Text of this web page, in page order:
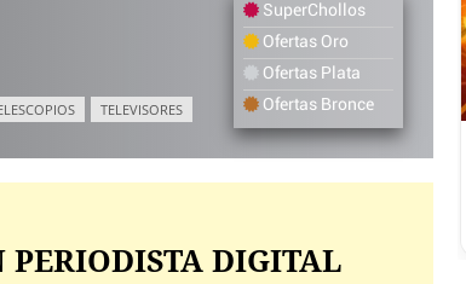
TELEVISORES
SuperChollos
Ofertas Oro
Ofertas Plata
Ofertas Bronce
PERIODISTA DIGITAL